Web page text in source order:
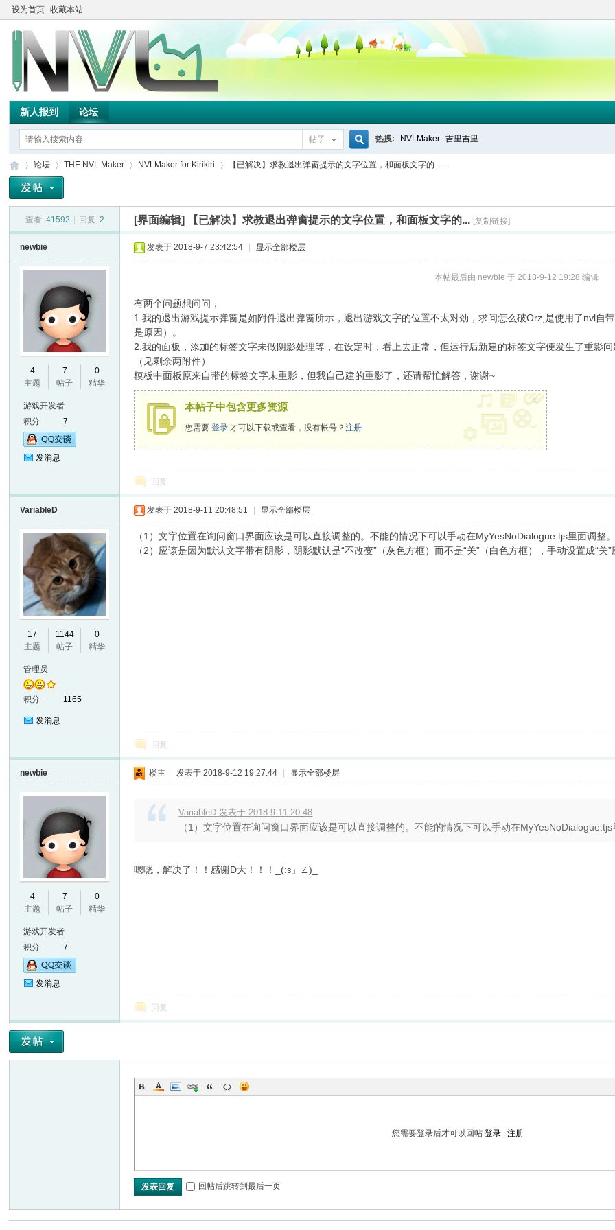
设为首页 收藏本站
新人报到 论坛
帖子
搜
索
热搜: NVLMaker 吉里吉里
N
论坛
›
THE NVL Maker NVLMaker for Kirikiri
›
【已解决】求教退出弹窗提示的文字位置，和面板文字的.. ...
查看: 41592 回复: 2 [界面编辑] 【已解决】求教退出弹窗提示的文字位置，和面板文字的... [复制链接]
newbie
4
主题
7
帖子
0
精华
游戏开发者
积分
7
发消息
发表于 2018-9-7 23:42:54 显示全部楼层
本帖最后由 newbie 于 2018-9-12 19:28 编辑
有两个问题想问问，
1.我的退出游戏提示弹窗是如附件退出弹窗所示，退出游戏文字的位置不太对劲，求问怎么破Orz,是使用了nvl自
是原因）。
2.我的面板，添加的标签文字未做阴影处理等，在设定时，看上去正常，但运行后新建的标签文字便发生了重影问
（见剩余两附件）
模板中面板原来自带的标签文字未重影，但我自己建的重影了，还请帮忙解答，谢谢~
本帖子中包含更多资源
您需要登录 才可以下载或查看，没有帐号？注册
x
回复
VariableD
17
主题
1144
帖子
0
精华
管理员
积分 1165
发消息
发表于 2018-9-11 20:48:51 显示全部楼层
（1）文字位置在询问窗口界面应该是可以直接调整的。不能的情况下可以手动在MyYesNoDialogue.tjs里面调整。
（2）应该是因为默认文字带有阴影，阴影默认是“不改变”（灰色方框）而不是“关”（白色方框），手动设置成“关”
回复
newbie
4
主题
7
帖子
0
精华
游戏开发者
积分
7
发消息
楼主 发表于 2018-9-12 19:27:44 显示全部楼层
VariableD 发表于 2018-9-11 20:48
（1）文字位置在询问窗口界面应该是可以直接调整的。不能的情况下可以手动在MyYesNoDialogue.tjs
嗯嗯，解决了！！感谢D大！！！_(:з」∠)_
回复
您需要登录后才可以回帖登录 |注册
发表回复 回帖后跳转到最后一页